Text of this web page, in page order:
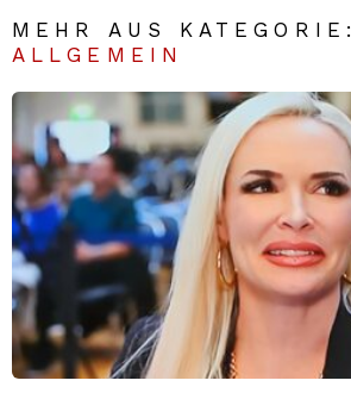
MEHR AUS KATEGORIE:
ALLGEMEIN